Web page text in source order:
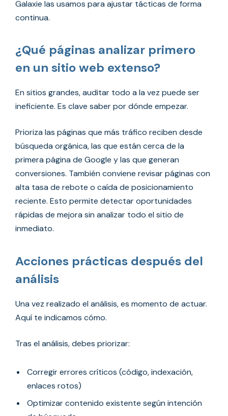
Galaxie las usamos para ajustar tácticas de forma
continua.
¿Qué páginas analizar primero
en un sitio web extenso?
En sitios grandes, auditar todo a la vez puede ser
ineficiente. Es clave saber por dónde empezar.
Prioriza las páginas que más tráfico reciben desde
búsqueda orgánica, las que están cerca de la
primera página de Google y las que generan
conversiones. También conviene revisar páginas con
alta tasa de rebote o caída de posicionamiento
reciente. Esto permite detectar oportunidades
rápidas de mejora sin analizar todo el sitio de
inmediato.
Acciones prácticas después del
análisis
Una vez realizado el análisis, es momento de actuar.
Aquí te indicamos cómo.
Tras el análisis, debes priorizar:
Corregir errores críticos (código, indexación,
enlaces rotos)
Optimizar contenido existente según intención